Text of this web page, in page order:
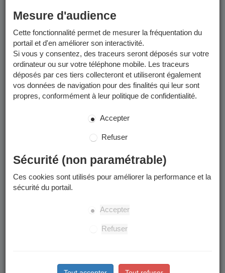
Les informations sont valables pour l'année scolaire 2026-2027.
Les préinscriptions scolaires seront possibles, sur la page
Inscription scolaire" à partir du vendredi 6 février 2026.
Un calendrier scolaire est disponible dans les
documents à
télécharger
Enfants concernés
La préinscription à l'école publique concerne les enfants qui
Arrivent à Grenoble à la rentrée ou en cours d’année
Souhaitent intégrer leur nouvelle école de secteur
suite à un déménagement à Grenoble.
scolarisation dans le privé ou à domicile.
L’accueil en cours d’année à l’anniversaire des 3 ans
Mesure d'audience
Cette fonctionnalité permet de mesurer la fréquentation du
portail et d'en améliorer son interactivité.
Si vous y consentez, des traceurs seront déposés sur votre
ordinateur ou sur votre téléphone mobile. Les traceurs
déposés par ces tiers collecteront et utiliseront également
vos données de navigation pour des finalités qui leur sont
propres, conformément à leur politique de confidentialité.
Accepter
Refuser
Sécurité (non paramétrable)
Ces cookies sont utilisés pour améliorer la performance et la
sécurité du portail.
Accepter
Refuser